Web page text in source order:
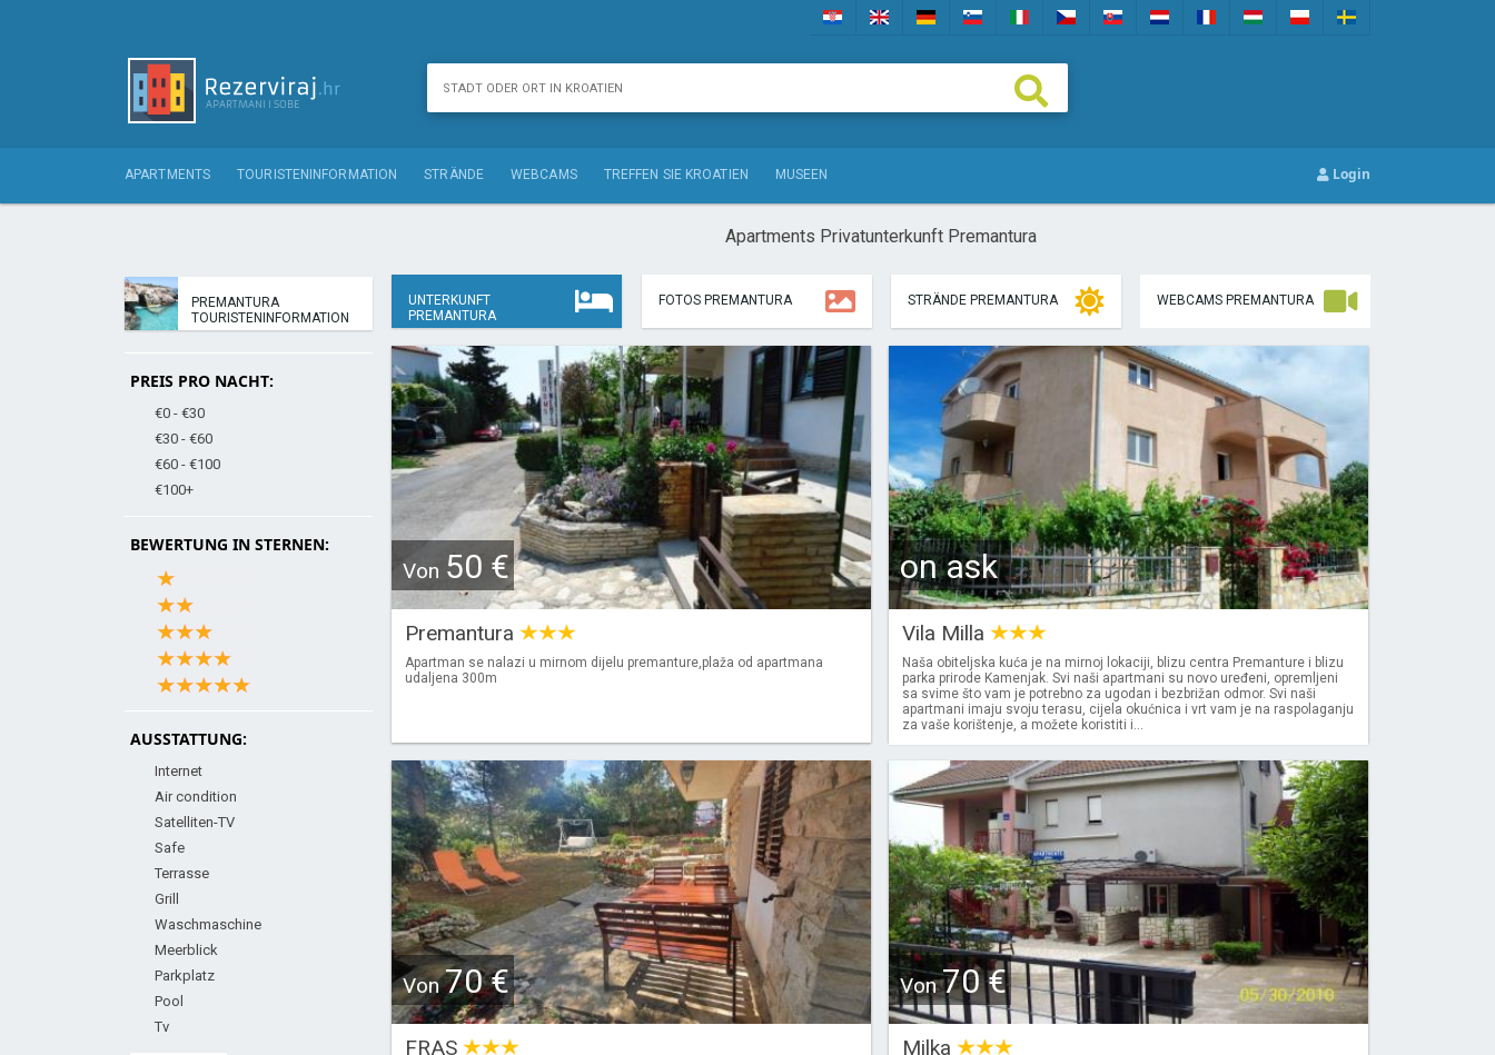
APARTMENTS TOURISTENINFORMATION STRÄNDE WEBCAMS TREFFEN SIE KROATIEN MUSEEN Login
PREMANTURA
TOURISTENINFORMATION
PREIS PRO NACHT:
€0 - €30
€30 - €60
€60 - €100
€100+
BEWERTUNG IN STERNEN:
AUSSTATTUNG:
Internet
Air condition
Satelliten-TV
Safe
Terrasse
Grill
Waschmaschine
Meerblick
Parkplatz
Pool
Tv
Apartments Privatunterkunft Premantura
UNTERKUNFT
PREMANTURA
FOTOS PREMANTURA STRÄNDE PREMANTURA WEBCAMS PREMANTURA
Von 50 €
Premantura
Apartman se nalazi u mirnom dijelu premanture,plaža od apartmana
udaljena 300m
on ask
Vila Milla
Naša obiteljska kuća je na mirnoj lokaciji, blizu centra Premanture i blizu
parka prirode Kamenjak. Svi naši apartmani su novo uređeni, opremljeni
sa svime što vam je potrebno za ugodan i bezbrižan odmor. Svi naši
apartmani imaju svoju terasu, cijela okućnica i vrt vam je na raspolaganju
za vaše korištenje, a možete koristiti i...
Von70 €
FRAS
Von70 €
Milka